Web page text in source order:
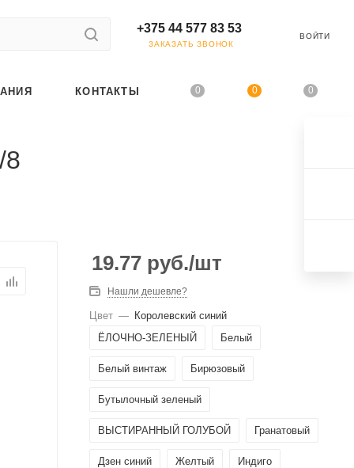
+375 44 577 83 53
ЗАКАЗАТЬ ЗВОНОК
ВОЙТИ
0 0 0
КОНТАКТЫ
19.77 руб./шт
Нашли дешевле?
Цвет — Королевский синий
ЁЛОЧНО-ЗЕЛЕНЫЙ
Белый
Белый винтаж Бирюзовый
Бутылочный зеленый
ВЫСТИРАННЫЙ ГОЛУБОЙ Гранатовый
Дзен синий Желтый Индиго